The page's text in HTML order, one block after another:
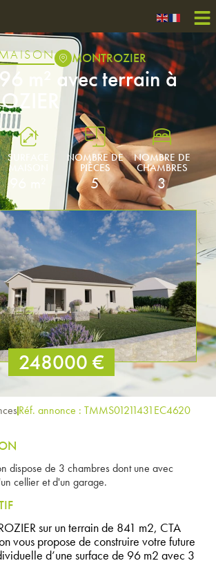
MONTROZIER
m² avec terrain à
SURFACE
MAISON
NOMBRE DE
PIÈCES
5
NOMBRE DE
CHAMBRES
3
248000 €
Réf. annonce : TMMS01211431EC4620
dispose de 3 chambres dont une avec
cellier et d'un garage.
sur un terrain de 841 m2, CTA
vous propose de construire votre future
d’une surface de 96 m2 avec 3